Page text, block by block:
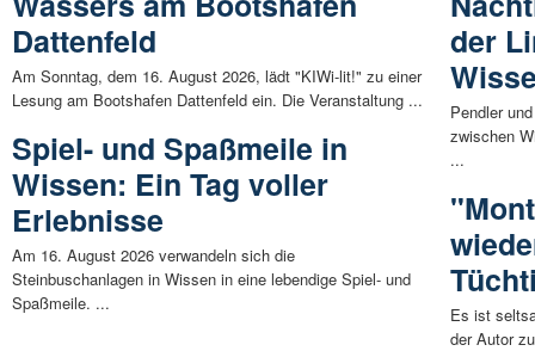
Dattenfeld
Am Sonntag, dem 16. August 2026, lädt "KIWi-lit!" zu einer
Lesung am Bootshafen Dattenfeld ein. Die Veranstaltung ...
Spiel- und Spaßmeile in
Wissen: Ein Tag voller
Erlebnisse
Am 16. August 2026 verwandeln sich die
Steinbuschanlagen in Wissen in eine lebendige Spiel- und
Spaßmeile. ...
der
Pendler
zwischen
...
Es ist
der Autor